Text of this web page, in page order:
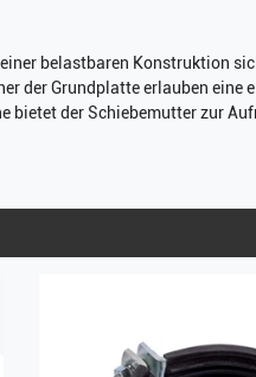
belastbaren Konstruktion
der Grundplatte erlauben eine
bietet der Schiebemutter zur